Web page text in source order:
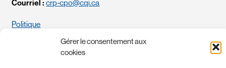
Gérer le consentement aux
cookies
Courriel : crp-cpo@cqi.ca
Politique